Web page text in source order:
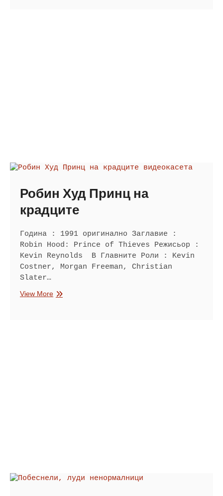
Робин Худ Принц на
крадците
Година : 1991 оригинално Заглавие :
Robin Hood: Prince of Thieves Режисьор :
Kevin Reynolds В Главните Роли : Kevin
Costner, Morgan Freeman, Christian
Slater…
View MoreРобин